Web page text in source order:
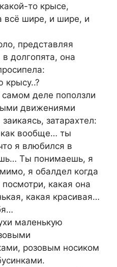
то крысе,
всё шире, и шире, и
представляя
долгопята, она
крысу..?
деле поползли
движениями
затарахтел:
вообще… ты
я влюбился в
Ты понимаешь, я
я обалдел когда
какая она
какая красивая…
маленькую
розовым носиком